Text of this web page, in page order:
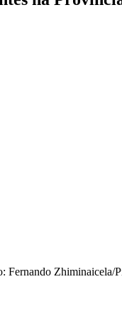
Fernando Zhiminaicela/